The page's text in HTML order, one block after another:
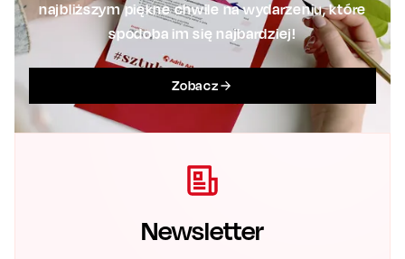
najbliższym piękne chwile na wydarzeniu, które
spodoba im się najbardziej!
Zobacz
Newsletter